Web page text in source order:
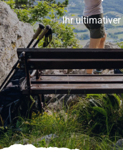
Ihr ultimativer